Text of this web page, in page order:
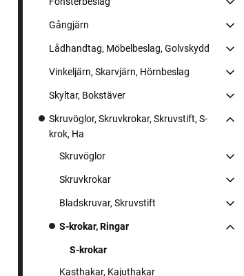
Gångjärn
Lådhandtag, Möbelbeslag, Golvskydd
Vinkeljärn, Skarvjärn, Hörnbeslag
Skyltar, Bokstäver
Skruvöglor, Skruvkrokar, Skruvstift, S-
krok, Ha
Skruvöglor
Skruvkrokar
Bladskruvar, Skruvstift
S-krokar, Ringar
S-krokar
Kasthakar, Kajuthakar